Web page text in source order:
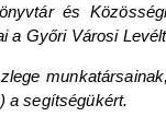
és
a Győri Városi
a segítségükért.